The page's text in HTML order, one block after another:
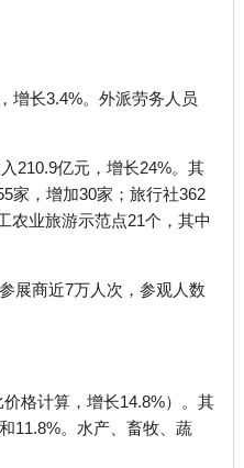
增长3.4%。外派劳务人员
210.9亿元，增长24%。其
家，增加30家；旅行社362
农业旅游示范点21个，其中
展商近7万人次，参观人数
格计算，增长14.8%）。其
11.8%。水产、畜牧、蔬